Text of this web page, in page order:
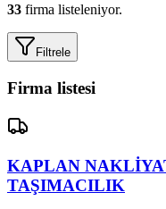
33 firma listeleniyor.
Filtrele
Firma listesi
KAPLAN
TAŞIMACILIK